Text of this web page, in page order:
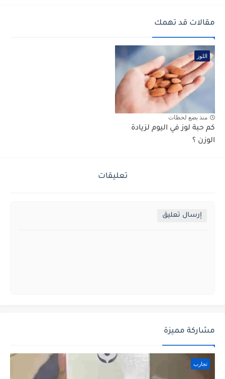
مقالات قد تهمك
اللوز
منذ بضع لحظات
كم حبة لوز في اليوم لزيادة
الوزن ؟
تعليقات
إرسال تعليق
مشاركة مميزة
تجارب